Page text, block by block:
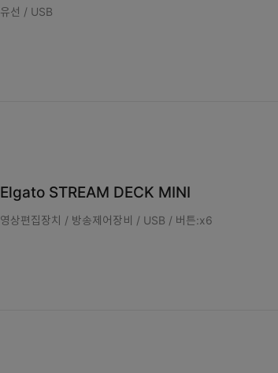
유선 / USB
Elgato STREAM DECK MINI
영상편집장치 / 방송제어장비 / USB / 버튼:x6